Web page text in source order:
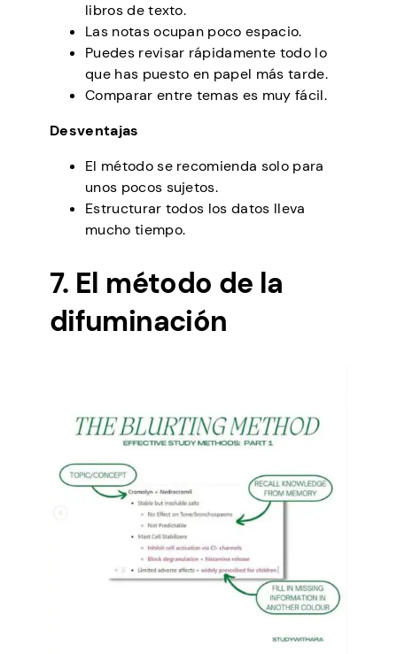
libros de texto.
Las notas ocupan poco espacio.
Puedes revisar rápidamente todo lo
que has puesto en papel más tarde.
Comparar entre temas es muy fácil.
Desventajas
El método se recomienda solo para
unos pocos sujetos.
Estructurar todos los datos lleva
mucho tiempo.
7. El método de la
difuminación